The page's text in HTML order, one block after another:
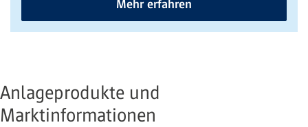
Mehr erfahren
Anlageprodukte und
Marktinformationen